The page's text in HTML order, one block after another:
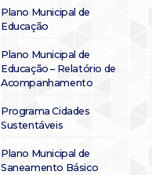
Plano Municipal de
Educação
Plano Municipal de
Educação – Relatório de
Acompanhamento
Programa Cidades
Sustentáveis
Plano Municipal de
Saneamento Básico